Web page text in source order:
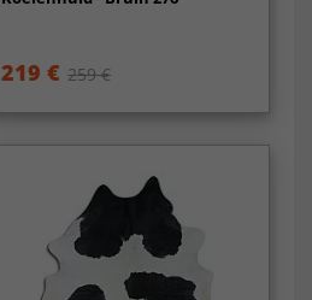
219 € 259 €